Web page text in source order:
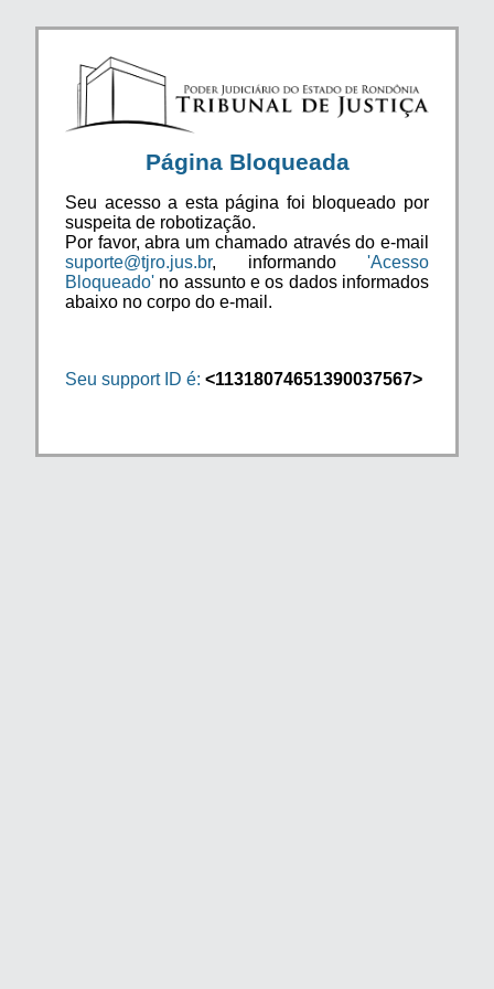
Página Bloqueada
Seu acesso a esta página foi bloqueado por
suspeita de robotização.
Por favor, abra um chamado através do e-mail
suporte@tjro.jus.br, informando 'Acesso
Bloqueado' no assunto e os dados informados
abaixo no corpo do e-mail.
Seu support ID é: <11318074651390037567>